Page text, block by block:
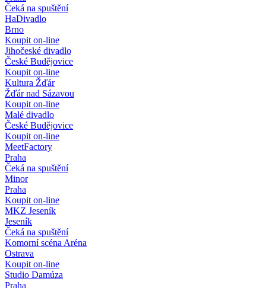
Čeká na spuštění
HaDivadlo
Brno
Koupit on-line
Jihočeské divadlo
České Budějovice
Koupit on-line
Kultura Žďár
Žďár nad Sázavou
Koupit on-line
Malé divadlo
České Budějovice
Koupit on-line
MeetFactory
Praha
Čeká na spuštění
Minor
Praha
Koupit on-line
MKZ Jeseník
Jeseník
Čeká na spuštění
Komorní scéna Aréna
Ostrava
Koupit on-line
Studio Damúza
Praha